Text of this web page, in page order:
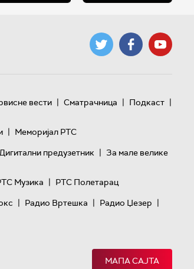
вести | Сматрачница | Подкаст |
| Меморијал РТС
предузетник | За мале велике
Музика | РТС Полетарац
| Радио Вртешка | Радио Џезер |
МАПА САЈТА